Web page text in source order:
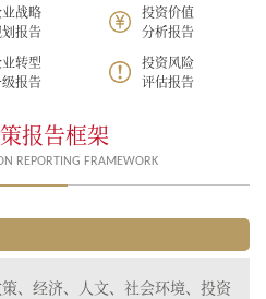
战略
报告
投资价值
分析报告
转型
报告
投资风险
评估报告
报告框架
REPORTING FRAMEWORK
、经济、人文、社会环境、投资